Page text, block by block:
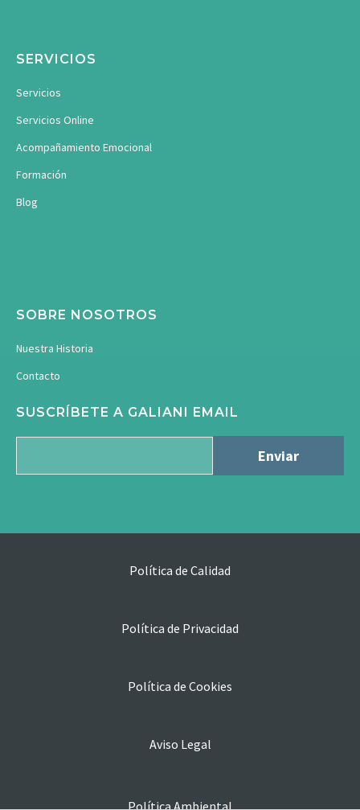
SERVICIOS
Servicios
Servicios Online
Acompañamiento Emocional
Formación
Blog
SOBRE NOSOTROS
Nuestra Historia
Contacto
SUSCRÍBETE A GALIANI EMAIL
Política de Calidad
Política de Privacidad
Política de Cookies
Aviso Legal
Política Ambiental